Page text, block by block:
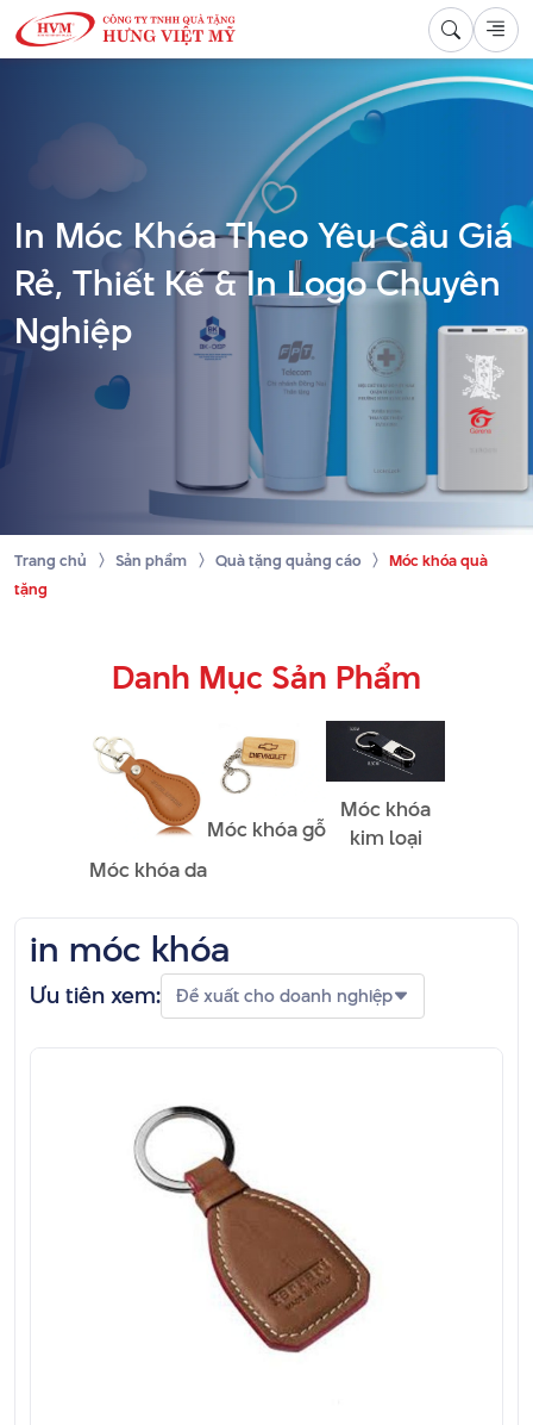
In Móc Khóa Theo Yêu Cầu Giá
Rẻ, Thiết Kế & In Logo Chuyên
Nghiệp
Trang chủ Sản phẩm Quà tặng quảng cáo
Móc khóa quà
tặng
Danh Mục Sản Phẩm
Móc khóa da
Móc khóa gỗ
Móc khóa
kim loại
in móc khóa
Ưu tiên xem: Đề xuất cho doanh nghiệp